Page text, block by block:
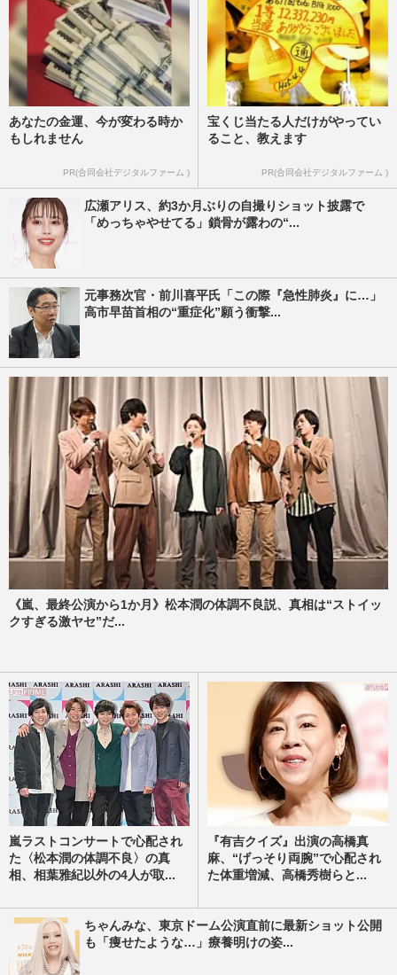
あなたの金運、今が変わる時か
もしれません
PR(合同会社デジタルファーム )
宝くじ当たる人だけがやってい
ること、教えます
PR(合同会社デジタルファーム )
広瀬アリス、約3か月ぶりの自撮りショット披露で
「めっちゃやせてる」鎖骨が露わの“...
元事務次官・前川喜平氏「この際『急性肺炎』に…」
高市早苗首相の“重症化”願う衝撃...
《嵐、最終公演から1か月》松本潤の体調不良説、真相は“ストイッ
クすぎる激ヤセ”だ...
嵐ラストコンサートで心配され
た〈松本潤の体調不良〉の真
相、相葉雅紀以外の4人が取...
『有吉クイズ』出演の高橋真
麻、“げっそり両腕”で心配され
た体重増減、高橋秀樹らと...
ちゃんみな、東京ドーム公演直前に最新ショット公開
も「痩せたような…」療養明けの姿...